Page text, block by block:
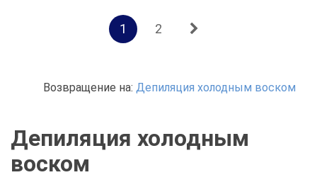
1 2
Возвращение на: Депиляция холодным воском
Депиляция холодным
воском